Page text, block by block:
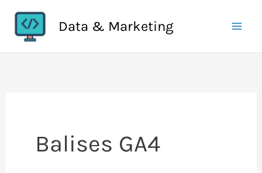
contenu
Data & Marketing
Balises GA4